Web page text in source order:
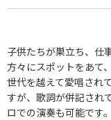
子供たちが巣立ち、仕
方々にスポットをあて
世代を越えて愛唱され
すが、歌詞が併記され
ロでの演奏も可能です。